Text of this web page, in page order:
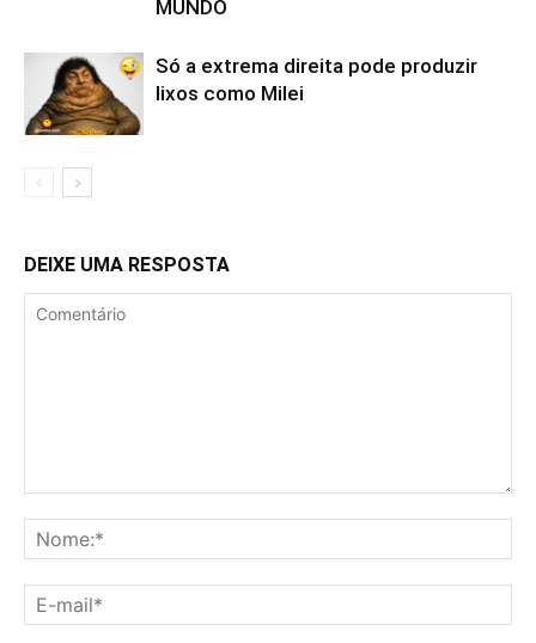
MUNDO
Só a extrema direita pode produzir
lixos como Milei
DEIXE UMA RESPOSTA